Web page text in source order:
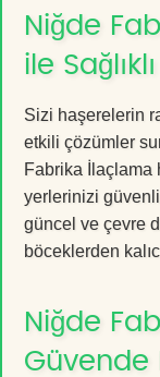
Niğde
ile
Sizi haşerelerin
etkili çözümler
Fabrika İlaçlama
yerlerinizi
güncel ve çevre
böceklerden
Niğde
Güvende